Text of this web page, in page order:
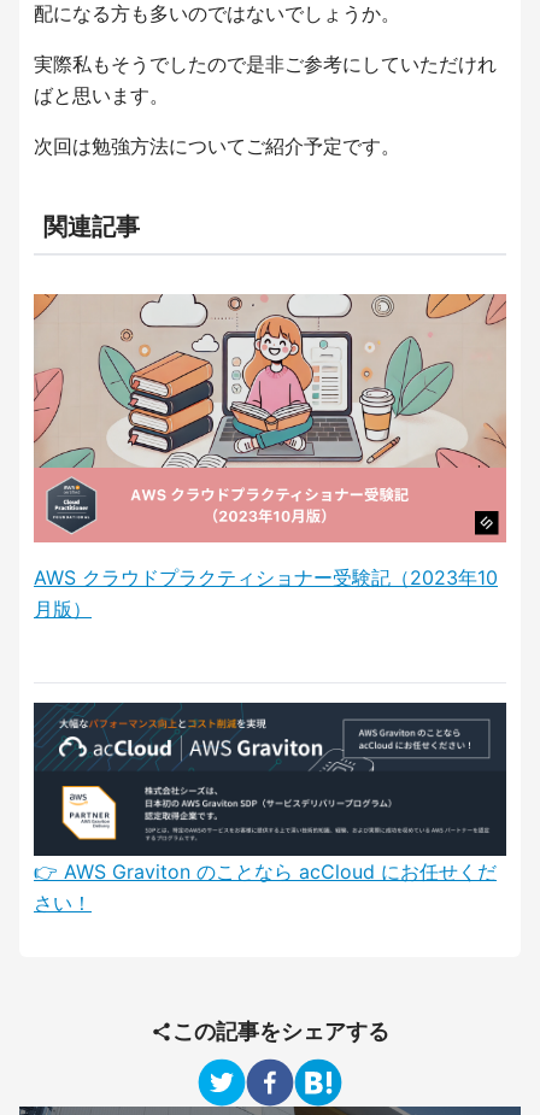
配になる方も多いのではないでしょうか。
実際私もそうでしたので是非ご参考にしていただけれ
ばと思います。
次回は勉強方法についてご紹介予定です。
関連記事
AWS クラウドプラクティショナー受験記（2023年10
月版）
👉️ AWS Graviton のことなら acCloud にお任せくだ
さい！
この記事をシェアする